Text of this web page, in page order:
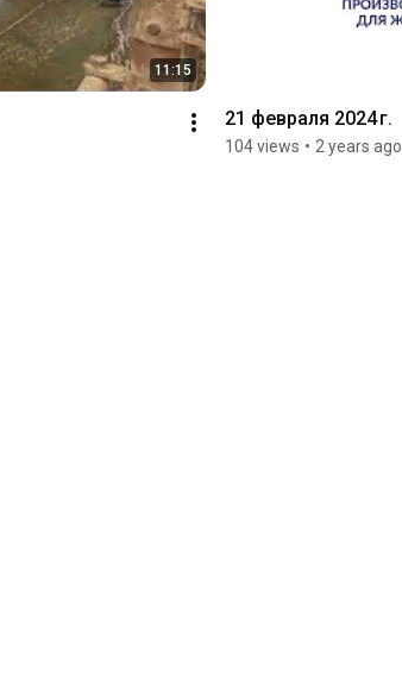
11:15
21 февраля 2024 г.
104 views • 2 years ago